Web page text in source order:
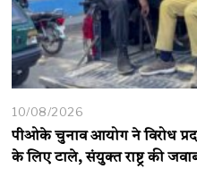
10/08/2026
पीओके चुनाव आयोग ने विरोध
के लिए टाले, संयुक्त राष्ट्र की